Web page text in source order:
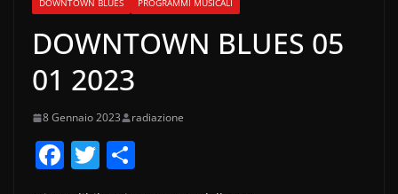
DOWNTOWN BLUES PROGRAMMI MUSICALI
DOWNTOWN BLUES 05
01 2023
8 Gennaio 2023 radiazione
F
a
T